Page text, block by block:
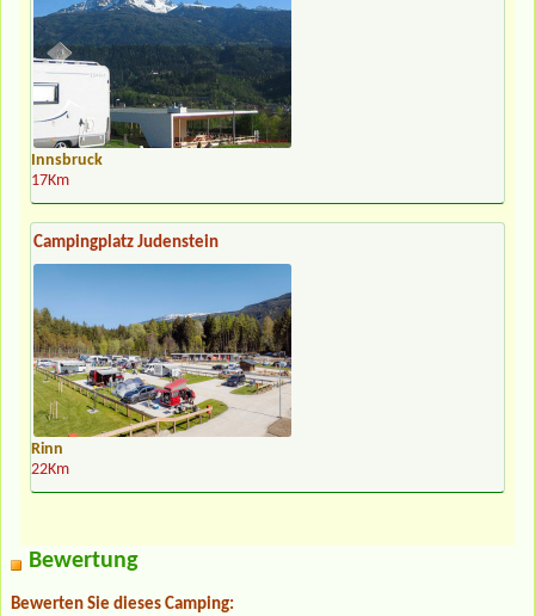
Innsbruck
17Km
Campingplatz Judenstein
Rinn
22Km
Bewertung
Bewerten Sie dieses Camping: